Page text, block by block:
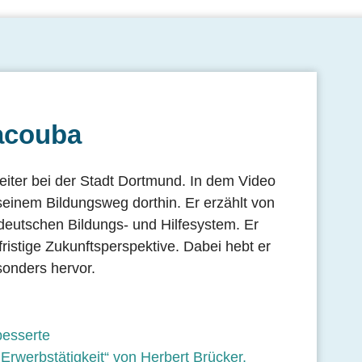
bei der Stadt Dortmund. In dem Video
Bildungsweg dorthin. Er erzählt von
Bildungs- und Hilfesystem. Er
Zukunftsperspektive. Dabei hebt er
hervor.
von Herbert Brücker,